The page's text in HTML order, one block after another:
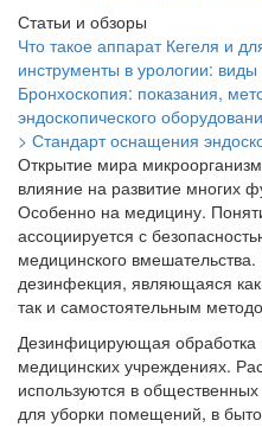
Статьи и обзоры
Что такое аппарат Кегеля и
инструменты в урологии:
Бронхоскопия: показания,
эндоскопического
> Стандарт оснащения
Открытие мира
влияние на развитие многих
Особенно на медицину.
ассоциируется с
медицинского
дезинфекция, являющаяся
так и самостоятельным
Дезинфицирующая обработка
медицинских учреждениях.
используются в
для уборки помещений, в